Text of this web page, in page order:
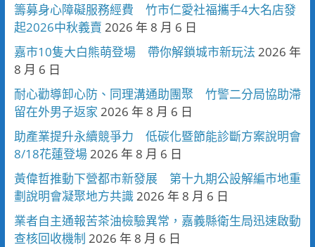
籌募身心障礙服務經費 竹市仁愛社福攜手4大名店發
起2026中秋義賣 2026 年 8 月 6 日
嘉市10隻大白熊萌登場 帶你解鎖城市新玩法 2026 年
8 月 6 日
耐心勸導卸心防、同理溝通助團聚 竹警二分局協助滯
留在外男子返家 2026 年 8 月 6 日
助產業提升永續競爭力 低碳化暨節能診斷方案說明會
8/18花蓮登場2026 年 8 月 6 日
黃偉哲推動下營都市新發展 第十九期公設解編市地重
劃說明會凝聚地方共識2026 年 8 月 6 日
業者自主通報苦茶油檢驗異常，嘉義縣衛生局迅速啟動
查核回收機制 2026 年 8 月 6 日